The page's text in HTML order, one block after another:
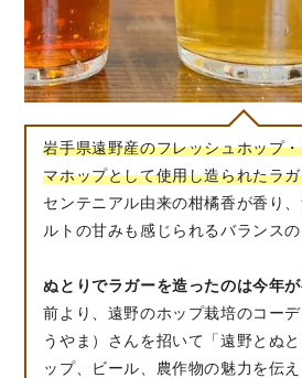
岩手県遠野産のフレッシュホップ
マホップとして使用し造られたラ
センテニアル由来の柑橘香が香り
ルトの甘みも感じられるバランスの
ぬとりでラガーを造ったのは今年
前より、遠野のホップ栽培のコー
うやま）さんを招いて「遠野とぬ
ップ、ビール、農作物の魅力を伝